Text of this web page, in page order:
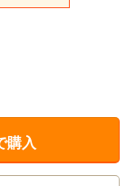
購入